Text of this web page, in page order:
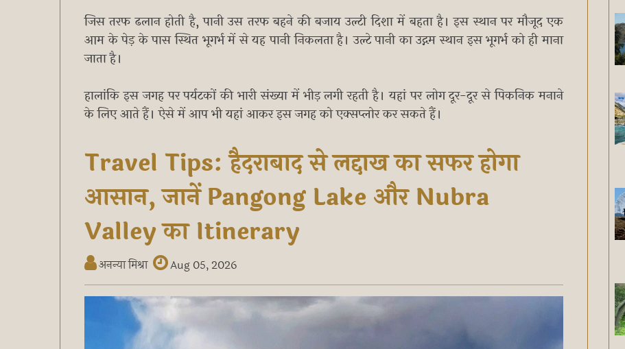
जिस तरफ ढलान होती है, पानी उस तरफ बहने की बजाय उल्टी दिशा में बहता है। इस स्थान पर मौजूद एक
आम के पेड़ के पास स्थित भूगर्भ में से यह पानी निकलता है। उल्टे पानी का उद्गम स्थान इस भूगर्भ को ही माना
जाता है।
हालांकि इस जगह पर पर्यटकों की भारी संख्या में भीड़ लगी रहती है। यहां पर लोग दूर-दूर से पिकनिक मनाने
के लिए आते हैं। ऐसे में आप भी यहां आकर इस जगह को एक्सप्लोर कर सकते हैं।
Travel Tips: हैदराबाद से लद्दाख का सफर होगा
आसान, जानें Pangong Lake और Nubra
Valley का Itinerary
अनन्या मिश्रा Aug 05, 2026